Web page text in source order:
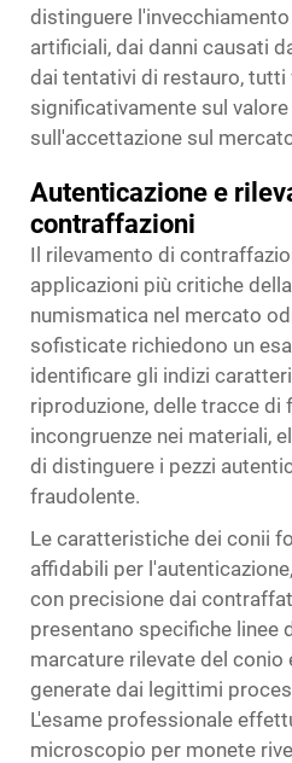
distinguere
artificiali, dai danni causati
dai tentativi di restauro,
significativamente sul
sull'accettazione sul
Autenticazione e
contraffazioni
Il rilevamento di
applicazioni più critiche
numismatica nel mercato
sofisticate richiedono un
identificare gli indizi
riproduzione, delle tracce di
incongruenze nei materiali,
di distinguere i pezzi
fraudolente.
Le caratteristiche dei conii
affidabili per
con precisione dai
presentano specifiche linee
marcature rilevate del conio
generate dai legittimi
L'esame professionale
microscopio per monete